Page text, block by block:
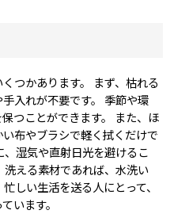
つかあります。 まず、枯れる
入れが不要です。 季節や環
つことができます。 また、ほ
布やブラシで軽く拭くだけで
湿気や直射日光を避けるこ
洗える素材であれば、水洗い
しい生活を送る人にとって、
います。